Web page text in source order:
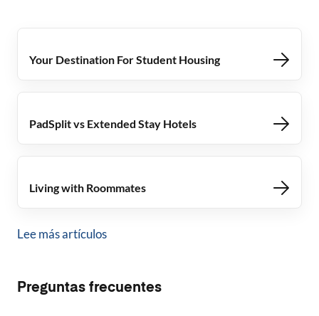
Your Destination For Student Housing
PadSplit vs Extended Stay Hotels
Living with Roommates
Lee más artículos
Preguntas frecuentes